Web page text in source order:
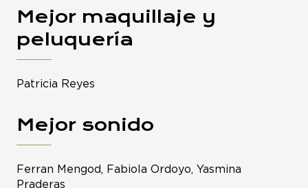
Mejor maquillaje y
peluquería
Patricia Reyes
Mejor sonido
Ferran Mengod, Fabiola Ordoyo, Yasmina
Praderas